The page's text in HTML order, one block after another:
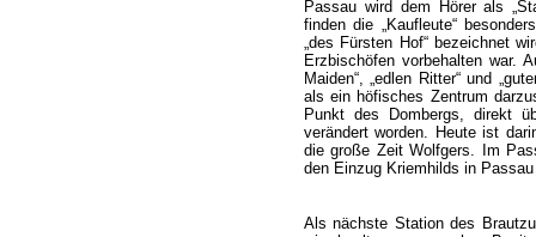
Passau wird dem Hörer als
finden die „Kaufleute“
„des Fürsten Hof“ bezeichnet
Erzbischöfen vorbehalten war.
Maiden“, „edlen Ritter“ und
als ein höfisches Zentrum
Punkt des Dombergs, direkt
verändert worden. Heute ist
die große Zeit Wolfgers. Im
den Einzug Kriemhilds in
Als nächste Station des